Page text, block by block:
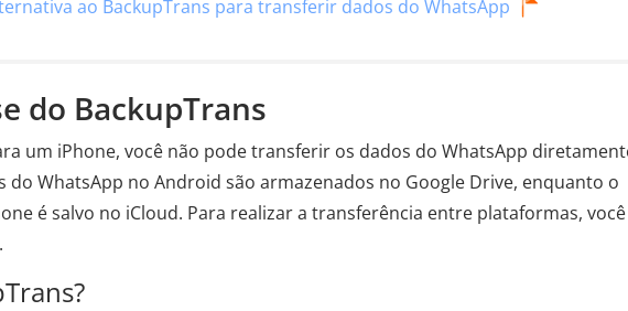
ao BackupTrans para transferir dados do WhatsApp
do BackupTrans
um iPhone, você não pode transferir os dados do WhatsApp
do WhatsApp no Android são armazenados no Google Drive, enquanto o
é salvo no iCloud. Para realizar a transferência entre plataformas, você